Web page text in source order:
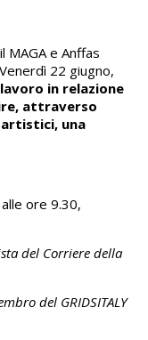
MAGA e Anffas
22 giugno,
in relazione
attraverso
una
ore 9.30,
del Corriere della
del GRIDSITALY